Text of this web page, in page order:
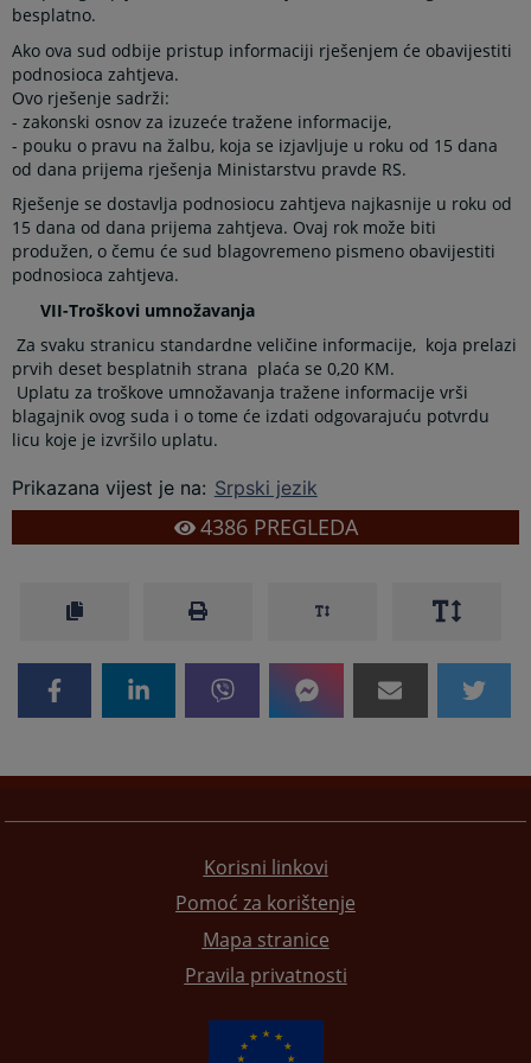
besplatno.
Ako ova sud odbije pristup informaciji rješenjem će obavijestiti
podnosioca zahtjeva.
Ovo rješenje sadrži:
- zakonski osnov za izuzeće tražene informacije,
- pouku o pravu na žalbu, koja se izjavljuje u roku od 15 dana
od dana prijema rješenja Ministarstvu pravde RS.
Rješenje se dostavlja podnosiocu zahtjeva najkasnije u roku od
15 dana od dana prijema zahtjeva. Ovaj rok može biti
produžen, o čemu će sud blagovremeno pismeno obavijestiti
podnosioca zahtjeva.
VII-Troškovi umnožavanja
Za svaku stranicu standardne veličine informacije, koja prelazi
prvih deset besplatnih strana plaća se 0,20 KM.
Uplatu za troškove umnožavanja tražene informacije vrši
blagajnik ovog suda i o tome će izdati odgovarajuću potvrdu
licu koje je izvršilo uplatu.
Prikazana vijest je na: Srpski jezik
4386PREGLEDA
Korisni linkovi
Pomoć za korištenje
Mapa stranice
Pravila privatnosti